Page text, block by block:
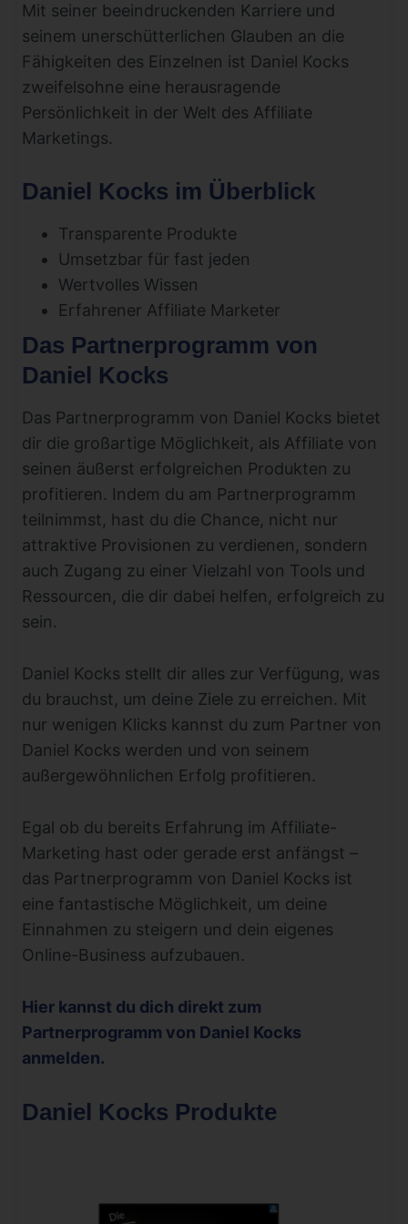
Mit seiner beeindruckenden Karriere und
seinem unerschütterlichen Glauben an die
Fähigkeiten des Einzelnen ist Daniel Kocks
zweifelsohne eine herausragende
Persönlichkeit in der Welt des Affiliate
Marketings.
Daniel Kocks im Überblick
Transparente Produkte
Umsetzbar für fast jeden
Wertvolles Wissen
Erfahrener Affiliate Marketer
Das Partnerprogramm von
Daniel Kocks
Das Partnerprogramm von Daniel Kocks bietet
dir die großartige Möglichkeit, als Affiliate von
seinen äußerst erfolgreichen Produkten zu
profitieren. Indem du am Partnerprogramm
teilnimmst, hast du die Chance, nicht nur
attraktive Provisionen zu verdienen, sondern
auch Zugang zu einer Vielzahl von Tools und
Ressourcen, die dir dabei helfen, erfolgreich zu
sein.
Daniel Kocks stellt dir alles zur Verfügung, was
du brauchst, um deine Ziele zu erreichen. Mit
nur wenigen Klicks kannst du zum Partner von
Daniel Kocks werden und von seinem
außergewöhnlichen Erfolg profitieren.
Egal ob du bereits Erfahrung im Affiliate-
Marketing hast oder gerade erst anfängst –
das Partnerprogramm von Daniel Kocks ist
eine fantastische Möglichkeit, um deine
Einnahmen zu steigern und dein eigenes
Online-Business aufzubauen.
Hier kannst du dich direkt zum
Partnerprogramm von Daniel Kocks
anmelden.
Daniel Kocks Produkte